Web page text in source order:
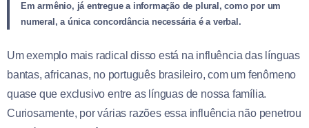
Em armênio, já entregue a informação de plural, como por um
numeral, a única concordância necessária é a verbal.
Um exemplo mais radical disso está na influência das línguas
bantas, africanas, no português brasileiro, com um fenômeno
quase que exclusivo entre as línguas de nossa família.
Curiosamente, por várias razões essa influência não penetrou